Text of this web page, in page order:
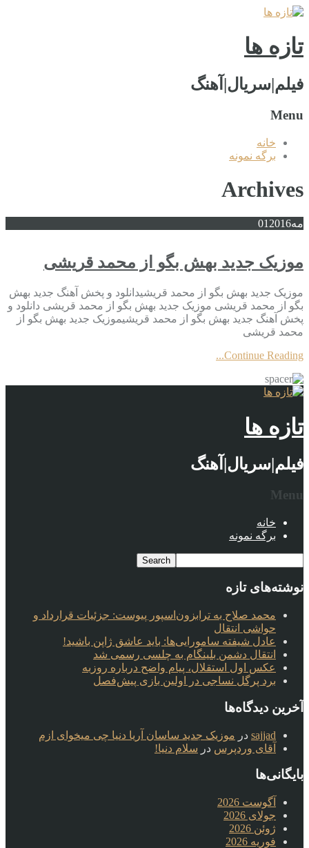
تازه ها
فیلم|سریال|آهنگ
Menu
خانه
برگه نمونه
Archives
مه 01 2016
موزیک جدید بهش بگو از محمد قریشی
موزیک جدید بهش بگو از محمد قریشیدانلود و پخش آهنگ جدید بهش
بگو از محمد قریشی موزیک جدید بهش بگو از محمد قریشی دانلود و
پخش آهنگ جدید بهش بگو از محمد قریشیموزیک جدید بهش بگو از
محمد قریشی
Continue Reading...
تازه ها
فیلم|سریال|آهنگ
Menu
خانه
برگه نمونه
نوشته‌های تازه
محمد صلاح به ترابزون‌اسپور پیوست: جزئیات قرارداد و
حواشی انتقال
عادل شیفته سامورایی‌ها: باید عاشق ژاپن باشید!
انتقال دشمن بلینگام به چلسی رسمی شد
عکس اول استقلال، پیام واضح درباره روزبه
برد پرگل نساجی در اولین بازی پیش‌فصل
آخرین دیدگاه‌ها
sajjad در موزیک جدید ساسان آریا دنیا چی میخوای ازم
آقای وردپرس در سلام دنیا!
بایگانی‌ها
آگوست 2026
جولای 2026
ژوئن 2026
فوریه 2026